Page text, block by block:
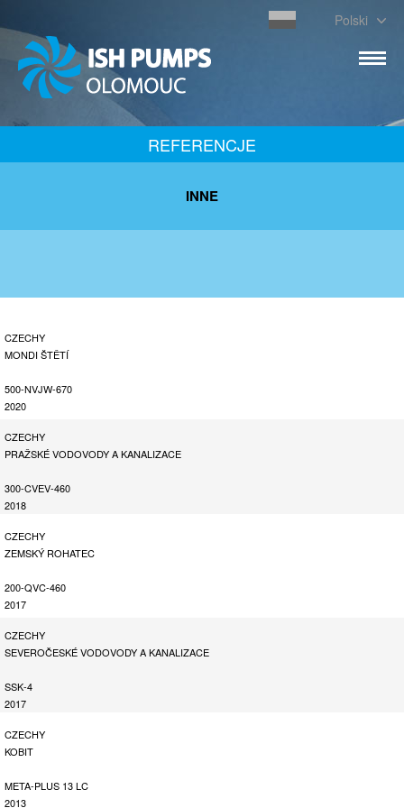
Polski
REFERENCJE
INNE
CZECHY
MONDI ŠTĚTÍ
500-NVJW-670
2020
CZECHY
PRAŽSKÉ VODOVODY A KANALIZACE
300-CVEV-460
2018
CZECHY
ZEMSKÝ ROHATEC
200-QVC-460
2017
CZECHY
SEVEROČESKÉ VODOVODY A KANALIZACE
SSK-4
2017
CZECHY
KOBIT
META-PLUS 13 LC
2013